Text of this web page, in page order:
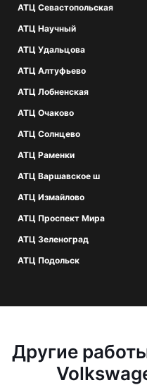
АТЦ Севастопольская
АТЦ Научный
АТЦ Удальцова
АТЦ Алтуфьево
АТЦ Лобненская
АТЦ Очаково
АТЦ Солнцево
АТЦ Раменки
АТЦ Варшавское ш
АТЦ Измайлово
АТЦ Проспект Мира
АТЦ Зеленоград
АТЦ Подольск
Другие